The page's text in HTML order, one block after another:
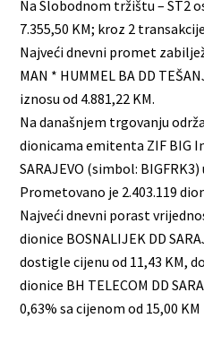
Na Slobodnom tržištu – ST2
7.355,50 KM; kroz 2
Najveći dnevni promet
MAN * HUMMEL BA DD
iznosu od 4.881,22 KM.
Na današnjem trgovanju
dionicama emitenta ZIF BIG
SARAJEVO (simbol:
Prometovano je 2.403.119
Najveći dnevni porast
dionice BOSNALIJEK DD
dostigle cijenu od 11,43 KM,
dionice BH TELECOM DD
0,63% sa cijenom od 15,00 KM